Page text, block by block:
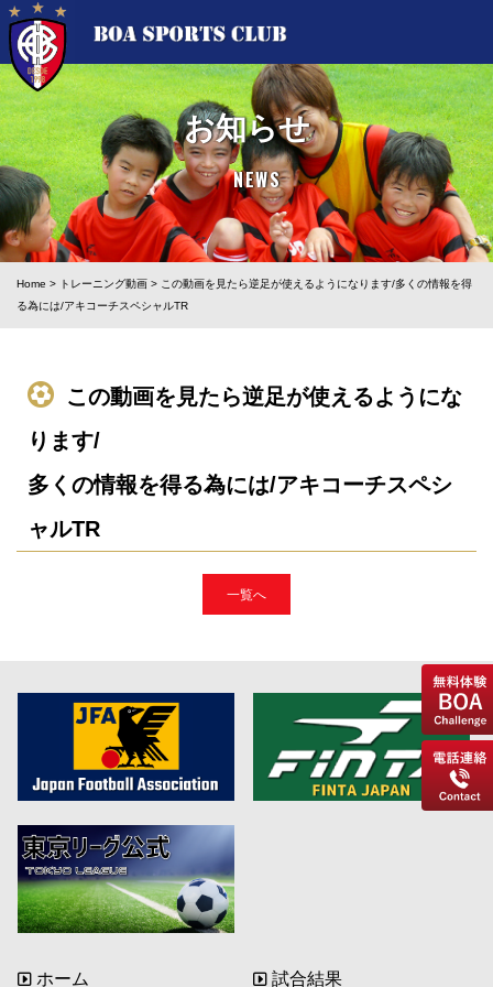
お知らせ
NEWS
Home > トレーニング動画 > この動画を見たら逆足が使えるようになります/多くの情報を得
る為には/アキコーチスペシャルTR
この動画を見たら逆足が使えるようにな
ります/
多くの情報を得る為には/アキコーチスペシ
ャルTR
一覧へ
ホーム 試合結果